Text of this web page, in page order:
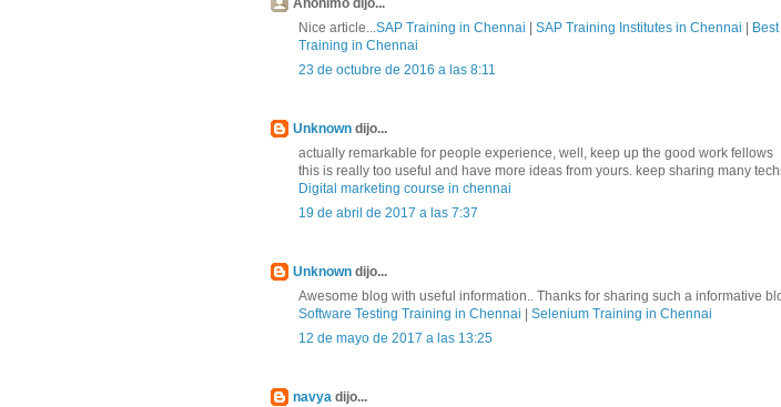
Anónimo dijo...
Nice article...SAP Training in Chennai SAP Training Institutes in Chennai
Training in Chennai
23 de octubre de 2016 a las 8:11
Unknown dijo...
actually remarkable for people experience, well, keep up the good work fellows
this is really too useful and have more ideas from yours. keep sharing many
Digital marketing course in chennai
19 de abril de 2017 a las 7:37
Unknown dijo...
Awesome blog with useful information.. Thanks for sharing such a informative
Software Testing Training in Chennai
Selenium Training in Chennai
12 de mayo de 2017 a las 13:25
navya dijo...